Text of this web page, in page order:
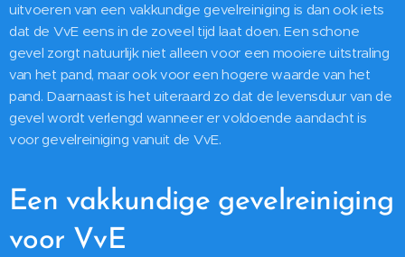
uitvoeren van een vakkundige gevelreiniging is dan ook iets
dat de VvE eens in de zoveel tijd laat doen. Een schone
gevel zorgt natuurlijk niet alleen voor een mooiere uitstraling
van het pand, maar ook voor een hogere waarde van het
pand. Daarnaast is het uiteraard zo dat de levensduur van de
gevel wordt verlengd wanneer er voldoende aandacht is
voor gevelreiniging vanuit de VvE.
Een vakkundige gevelreiniging
voor VvE